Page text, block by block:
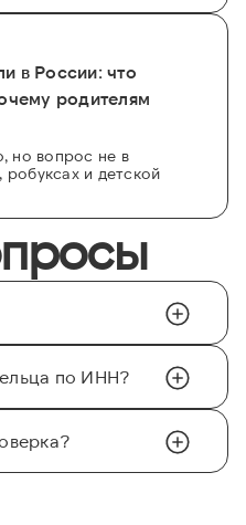
в России: что
родителям
но вопрос не в
робуксах и детской
по ИНН?